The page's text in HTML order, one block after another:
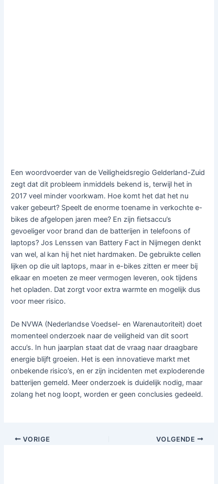
Een woordvoerder van de Veiligheidsregio Gelderland-Zuid
zegt dat dit probleem inmiddels bekend is, terwijl het in
2017 veel minder voorkwam. Hoe komt het dat het nu
vaker gebeurt? Speelt de enorme toename in verkochte e-
bikes de afgelopen jaren mee? En zijn fietsaccu’s
gevoeliger voor brand dan de batterijen in telefoons of
laptops? Jos Lenssen van Battery Fact in Nijmegen denkt
van wel, al kan hij het niet hardmaken. De gebruikte cellen
lijken op die uit laptops, maar in e-bikes zitten er meer bij
elkaar en moeten ze meer vermogen leveren, ook tijdens
het opladen. Dat zorgt voor extra warmte en mogelijk dus
voor meer risico.
De NVWA (Nederlandse Voedsel- en Warenautoriteit) doet
momenteel onderzoek naar de veiligheid van dit soort
accu’s. In hun jaarplan staat dat de vraag naar draagbare
energie blijft groeien. Het is een innovatieve markt met
onbekende risico’s, en er zijn incidenten met exploderende
batterijen gemeld. Meer onderzoek is duidelijk nodig, maar
zolang het nog loopt, worden er geen conclusies gedeeld.
VORIGE VOLGENDE